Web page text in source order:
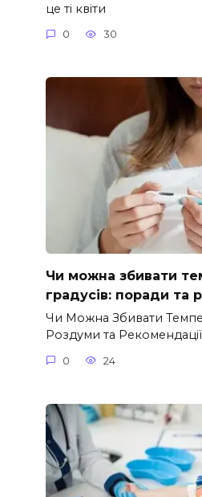
це ті квіти
0 30
Чи можна збивати
градусів: поради та
Чи Можна Збивати
Роздуми та Рекомендації
0 24